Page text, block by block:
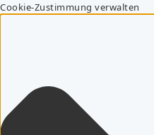
Cookie-Zustimmung verwalten